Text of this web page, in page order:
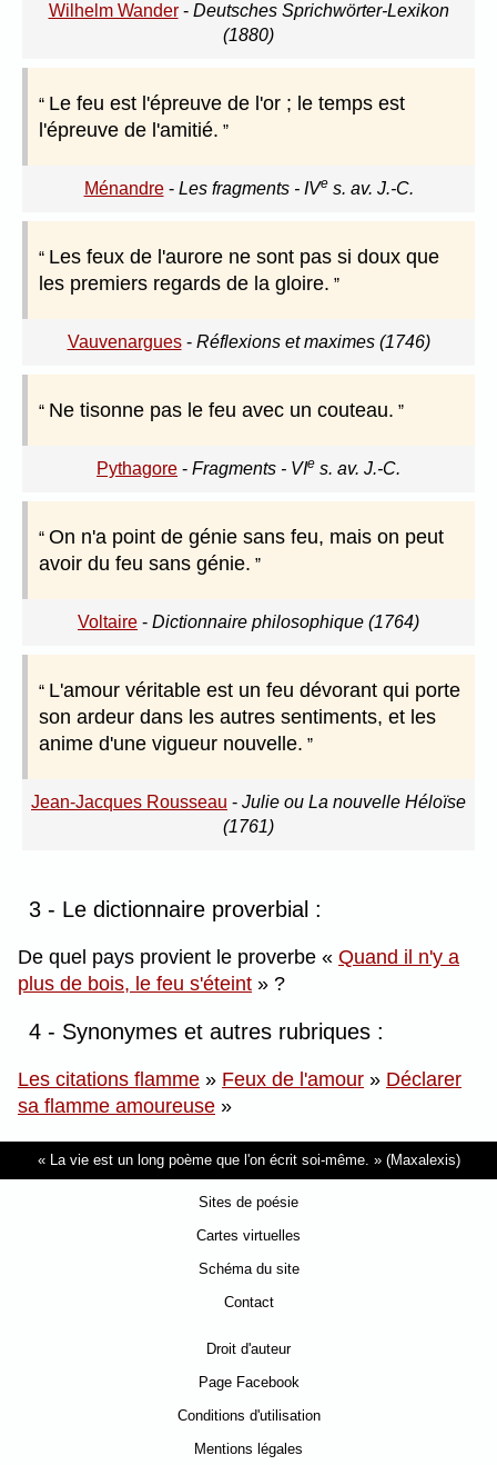
Wilhelm Wander- Deutsches Sprichwörter-Lexikon
(1880)
Le feu est l'épreuve de l'or ; le temps est
l'épreuve de l'amitié.
Ménandre- Les fragments - IVes. av. J.-C.
Les feux de l'aurore ne sont pas si doux que
les premiers regards de la gloire.
Vauvenargues- Réflexions et maximes (1746)
Ne tisonne pas le feu avec un couteau.
Pythagore - Fragments - VIe s. av. J.-C.
On n'a point de génie sans feu, mais on peut
avoir du feu sans génie.
Voltaire - Dictionnaire philosophique (1764)
L'amour véritable est un feu dévorant qui porte
son ardeur dans les autres sentiments, et les
anime d'une vigueur nouvelle.
Jean-Jacques Rousseau - Julie ou La nouvelle Héloïse
(1761)
3 - Le dictionnaire proverbial :
De quel pays provient le proverbe
Quand il n'y a
plus de bois, le feu s'éteint
?
4 - Synonymes et autres rubriques :
Les citations flamme » Feux de l'amour » Déclarer
sa flamme amoureuse »
La vie est un long poème que l'on écrit soi-même. (Maxalexis)
Sites de poésie
Cartes virtuelles
Schéma du site
Contact
Droit d'auteur
Page Facebook
Conditions d'utilisation
Mentions légales